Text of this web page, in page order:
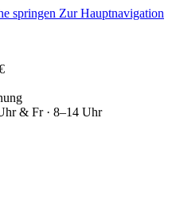
springen Zur Hauptnavigation
& Fr · 8–14 Uhr